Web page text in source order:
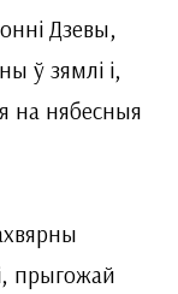
Дзевы,
ў зямлі і,
на нябесныя
прыгожай